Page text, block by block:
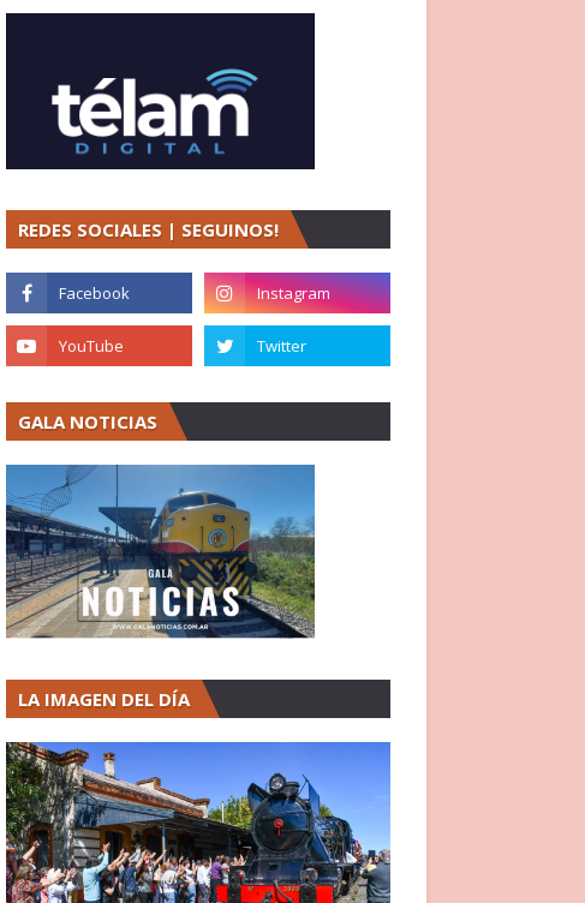
REDES SOCIALES | SEGUINOS!
GALA NOTICIAS
LA IMAGEN DEL DÍA